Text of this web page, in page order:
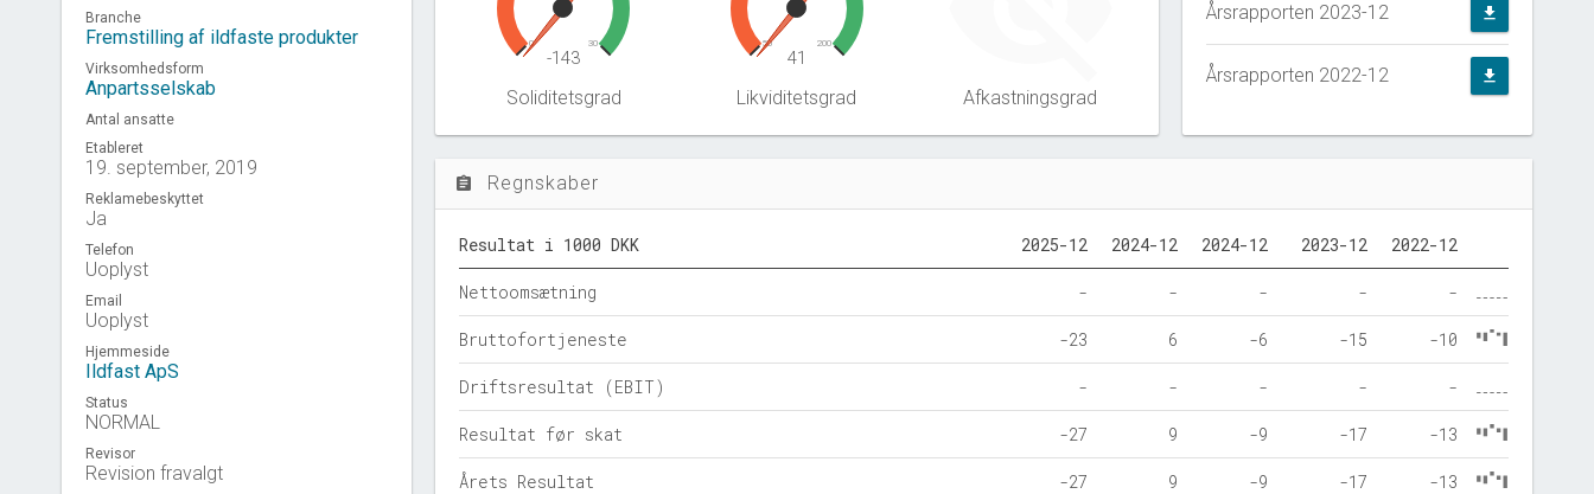
Branche
Fremstilling af ildfaste produkter
Virksomhedsform
Anpartsselskab
Antal ansatte
Etableret
19. september, 2019
Reklamebeskyttet
Ja
Telefon
Uoplyst
Email
Uoplyst
Hjemmeside
Ildfast ApS
Status
NORMAL
Revisor
Revision fravalgt
0 30
-143
Soliditetsgrad
50 200
41
Likviditetsgrad Afkastningsgrad
Årsrapporten 2023-12 file_download
Årsrapporten 2022-12 file_download
assignment Regnskaber
Resultat i 1000 DKK 2025-12 2024-12 2024-12 2023-12 2022-12
Nettoomsætning - - - - -
Bruttofortjeneste -23 6 -6 -15 -10
Driftsresultat (EBIT) - - - - -
Resultat før skat -27 9 -9 -17 -13
Årets Resultat -27 9 -9 -17 -13